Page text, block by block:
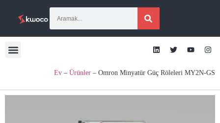
Ev – Ürünler – Omron Minyatür Güç Röleleri MY2N-GS